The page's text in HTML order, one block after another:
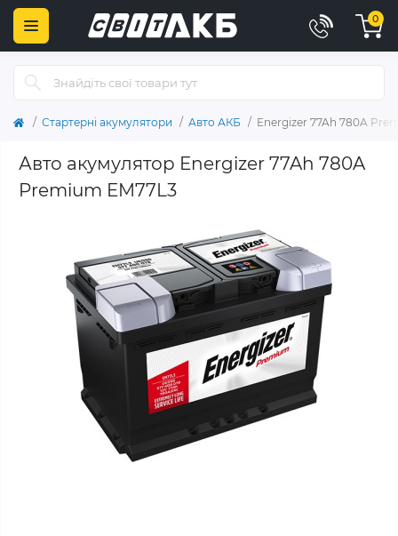
0
Стартерні акумулятори Авто АКБ Energizer 77Ah 780A
Авто акумулятор Energizer 77Ah 780A
Premium EM77L3